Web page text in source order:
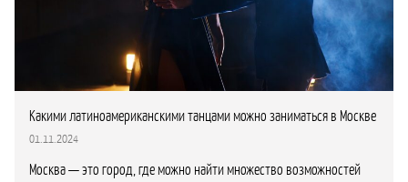
Какими латиноамериканскими танцами можно заниматься в Москве
01.11.2024
Москва — это город, где можно найти множество возможностей